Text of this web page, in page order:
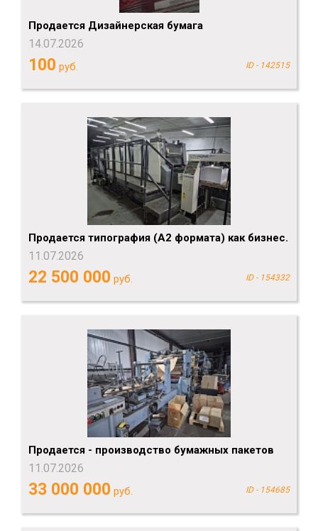
Продается Дизайнерская бумага
14.07.2026
100 руб. ID - 142515
Продается типография (А2 формата) как бизнес.
11.07.2026
22 500 000 руб. ID - 154332
Продается - производство бумажных пакетов
11.07.2026
33 000 000 руб. ID - 154685